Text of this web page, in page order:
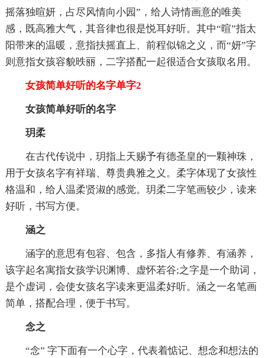
摇落独暄妍，占尽风情向小园”，给人诗情画意的唯美
感，既高雅大气，其音律也很是悦耳好听。其中“暄”指太
阳带来的温暖，意指扶摇直上、前程似锦之义，而“妍”字
则意指女孩容貌昳丽，二字搭配一起很适合女孩取名用。
女孩简单好听的名字单字2
女孩简单好听的名字
玥柔
在古代传说中，玥指上天赐予有德圣皇的一颗神珠，
用于女孩名字有祥瑞、尊贵典雅之义。柔字体现了女孩性
格温和，给人温柔贤淑的感觉。玥柔二字笔画较少，读来
好听，书写方便。
涵之
涵字的意思有包容、包含，多指人有修养、有涵养，
该字起名寓指女孩学识渊博、虚怀若谷;之字是一个助词，
是个虚词，会使女孩名字读来更温柔好听。涵之一名笔画
简单，搭配合理，便于书写。
念之
“念” 字下面有一个心字，代表着惦记、想念和想法的